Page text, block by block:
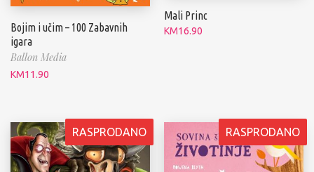
Bojim i učim – 100 Zabavnih
igara
Ballon Media
KM11.90
Mali Princ
KM16.90
RASPRODANO RASPRODANO